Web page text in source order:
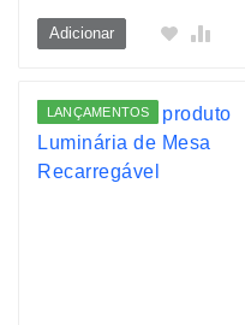
Adicionar
LANÇAMENTOS